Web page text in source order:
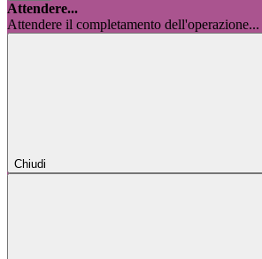
Attendere...
Attendere il completamento dell'operazione...
Chiudi